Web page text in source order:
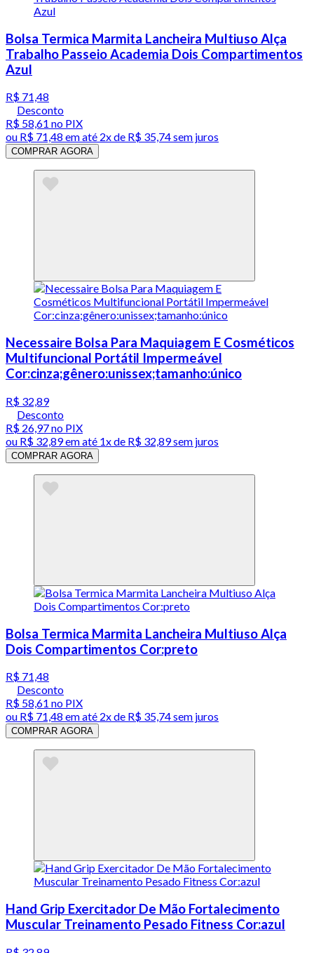
Bolsa Termica Marmita Lancheira Multiuso Alça
Trabalho Passeio Academia Dois Compartimentos
Azul
R$ 71,48
Desconto
R$ 58,61 no PIX
ou R$ 71,48 em até 2x de R$ 35,74 sem juros
COMPRAR AGORA
Necessaire Bolsa Para Maquiagem E Cosméticos
Multifuncional Portátil Impermeável
Cor:cinza;gênero:unissex;tamanho:único
R$ 32,89
Desconto
R$ 26,97no PIX
ou R$ 32,89em até 1x de R$ 32,89sem juros
COMPRAR AGORA
Bolsa Termica Marmita Lancheira Multiuso Alça
Dois Compartimentos Cor:preto
R$ 71,48
Desconto
R$ 58,61 no PIX
ou R$ 71,48 em até 2x de R$ 35,74 sem juros
COMPRAR AGORA
Hand Grip Exercitador De Mão Fortalecimento
Muscular Treinamento Pesado Fitness Cor:azul